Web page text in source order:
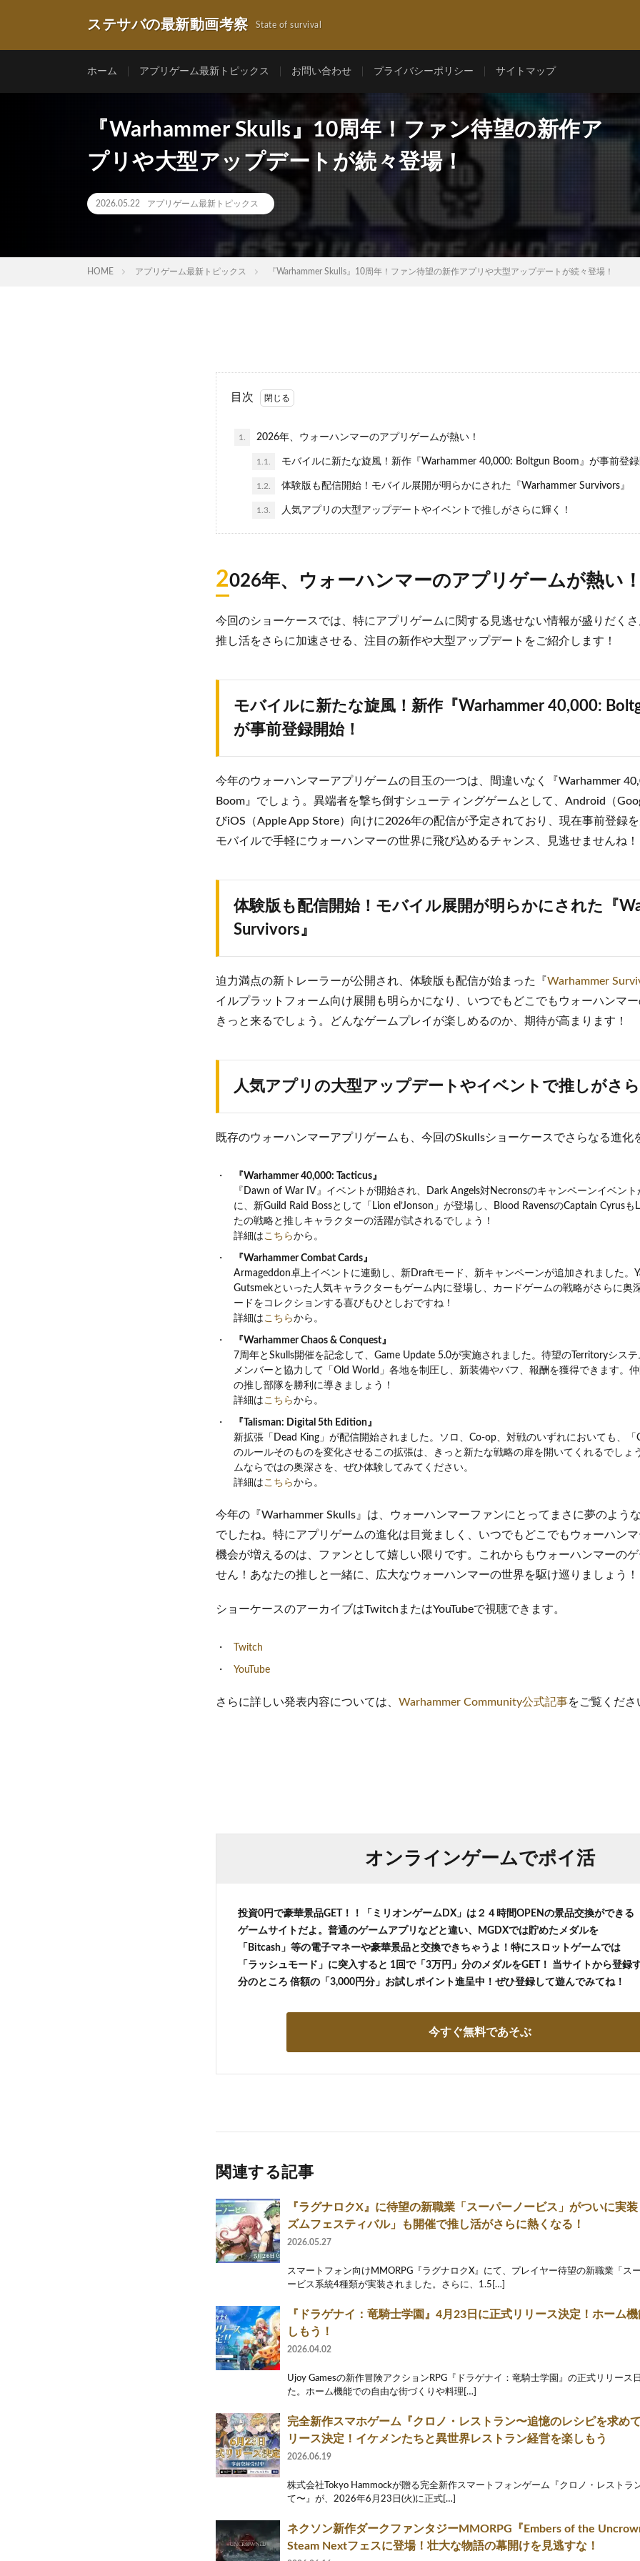
ステサバの最新動画考察 State of survival
ホーム アプリゲーム最新トピックス お問い合わせ プライバシーポリシー サイトマップ
『Warhammer Skulls』10周年！ファン待望の新作ア
プリや大型アップデートが続々登場！
2026.05.22 アプリゲーム最新トピックス
HOME アプリゲーム最新トピックス 『Warhammer Skulls』10周年！ファン待望の新作アプリや大型アップデートが続々登場！
目次
1. 2026年、ウォーハンマーのアプリゲームが熱い！
1.1. モバイルに新たな旋風！新作『Warhammer 40,000: Boltgun Boom』が事前登
1.2. 体験版も配信開始！モバイル展開が明らかにされた『Warhammer Survivors』
1.3. 人気アプリの大型アップデートやイベントで推しがさらに輝く！
2026年、ウォーハンマーのアプリゲームが熱い
今回のショーケースでは、特にアプリゲームに関する見逃せない情報が盛りだく
推し活をさらに加速させる、注目の新作や大型アップデートをご紹介します！
モバイルに新たな旋風！新作『Warhammer 40,000:
が事前登録開始！
今年のウォーハンマーアプリゲームの目玉の一つは、間違いなく『Warhammer
Boom』でしょう。異端者を撃ち倒すシューティングゲームとして、Android（
びiOS（Apple App Store）向けに2026年の配信が予定されており、現在事前登録
モバイルで手軽にウォーハンマーの世界に飛び込めるチャンス、見逃せませんね！
体験版も配信開始！モバイル展開が明らかにされた『
Survivors』
迫力満点の新トレーラーが公開され、体験版も配信が始まった『 Warhammer
イルプラットフォーム向け展開も明らかになり、いつでもどこでもウォーハンマ
きっと来るでしょう。どんなゲームプレイが楽しめるのか、期待が高まります！
人気アプリの大型アップデートやイベントで推しがさ
既存のウォーハンマーアプリゲームも、今回のSkullsショーケースでさらなる進化
『Warhammer 40,000: Tacticus』
『Dawn of War IV』イベントが開始され、Dark Angels対Necronsのキャンペーンイベン
に、新Guild Raid Bossとして「Lion el’Jonson」が登場し、Blood RavensのCaptain Cyrus
たの戦略と推しキャラクターの活躍が試されるでしょう！
詳細はこちらから。
『Warhammer Combat Cards』
Armageddon卓上イベントに連動し、新Draftモード、新キャンペーンが追加されました。
Gutsmekといった人気キャラクターもゲーム内に登場し、カードゲームの戦略がさらに奥
ードをコレクションする喜びもひとしおですね！
詳細はこちらから。
『Warhammer Chaos & Conquest』
7周年とSkulls開催を記念して、Game Update 5.0が実施されました。待望のTerritoryシス
メンバーと協力して「Old World」各地を制圧し、新装備やバフ、報酬を獲得できます。
の推し部隊を勝利に導きましょう！
詳細はこちらから。
『Talisman: Digital 5th Edition』
新拡張「Dead King」が配信開始されました。ソロ、Co-op、対戦のいずれにおいても、
のルールそのものを変化させるこの拡張は、きっと新たな戦略の扉を開いてくれるでしょ
ムならではの奥深さを、ぜひ体験してみてください。
詳細はこちらから。
今年の『Warhammer Skulls』は、ウォーハンマーファンにとってまさに夢のよう
でしたね。特にアプリゲームの進化は目覚ましく、いつでもどこでもウォーハン
機会が増えるのは、ファンとして嬉しい限りです。これからもウォーハンマーの
せん！あなたの推しと一緒に、広大なウォーハンマーの世界を駆け巡りましょう！
ショーケースのアーカイブはTwitchまたはYouTubeで視聴できます。
Twitch
YouTube
さらに詳しい発表内容については、 Warhammer Community公式記事をご覧くださ
オンラインゲームでポイ活
投資0円で豪華景品GET！！「ミリオンゲームDX」は２４時間OPENの景品交換ができる
ゲームサイトだよ。普通のゲームアプリなどと違い、MGDXでは貯めたメダルを
「Bitcash」等の電子マネーや豪華景品と交換できちゃうよ！特にスロットゲームでは
「ラッシュモード」に突入すると 1回で「3万円」分のメダルをGET！ 当サイトから登録
分のところ 倍額の「3,000円分」お試しポイント進呈中！ぜひ登録して遊んでみてね！
今すぐ無料であそぶ
関連する記事
『ラグナロクX』に待望の新職業「スーパーノービス」がついに実
ズムフェスティバル」も開催で推し活がさらに熱くなる！
2026.05.27
スマートフォン向けMMORPG『ラグナロクX』にて、プレイヤー待望の新職業「ス
ービス系統4種類が実装されました。さらに、1.5[…]
『ドラゲナイ：竜騎士学園』4月23日に正式リリース決定！ホーム
しもう！
2026.04.02
Ujoy Gamesの新作冒険アクションRPG『ドラゲナイ：竜騎士学園』の正式リリース
た。ホーム機能での自由な街づくりや料理[…]
完全新作スマホゲーム『クロノ・レストラン〜追憶のレシピを求め
リース決定！イケメンたちと異世界レストラン経営を楽しもう
2026.06.19
株式会社Tokyo Hammockが贈る完全新作スマートフォンゲーム『クロノ・レストラ
て〜』が、2026年6月23日(火)に正式[…]
ネクソン新作ダークファンタジーMMORPG『Embers of the
Steam Nextフェスに登場！壮大な物語の幕開けを見逃すな！